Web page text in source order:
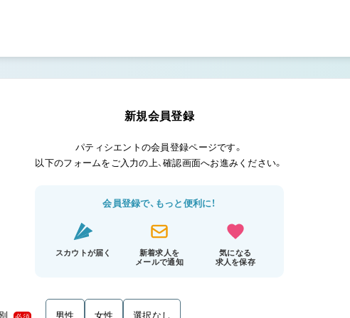
新規会員登録
パティシエントの会員登録ページです。
以下のフォームをご入力の上、確認画面へお進みください。
会員登録で、もっと便利に！
スカウトが届く
新着求人を
メールで通知
気になる
求人を保存
必須 男性 女性 選択なし